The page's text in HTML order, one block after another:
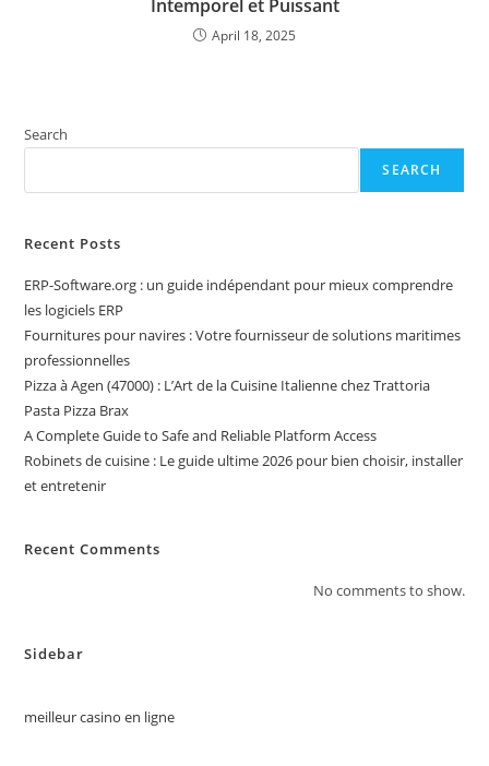
Intemporel et Puissant
April 18, 2025
Search
SEARCH
Recent Posts
ERP-Software.org : un guide indépendant pour mieux comprendre
les logiciels ERP
Fournitures pour navires : Votre fournisseur de solutions maritimes
professionnelles
Pizza à Agen (47000) : L’Art de la Cuisine Italienne chez Trattoria
Pasta Pizza Brax
A Complete Guide to Safe and Reliable Platform Access
Robinets de cuisine : Le guide ultime 2026 pour bien choisir, installer
et entretenir
Recent Comments
No comments to show.
Sidebar
meilleur casino en ligne